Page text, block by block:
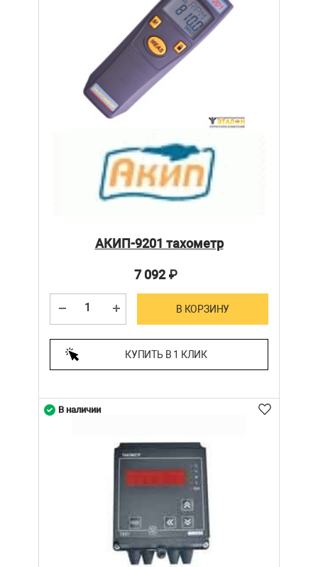
АКИП-9201 тахометр
7 092₽
В КОРЗИНУ
КУПИТЬ В 1 КЛИК
В наличии